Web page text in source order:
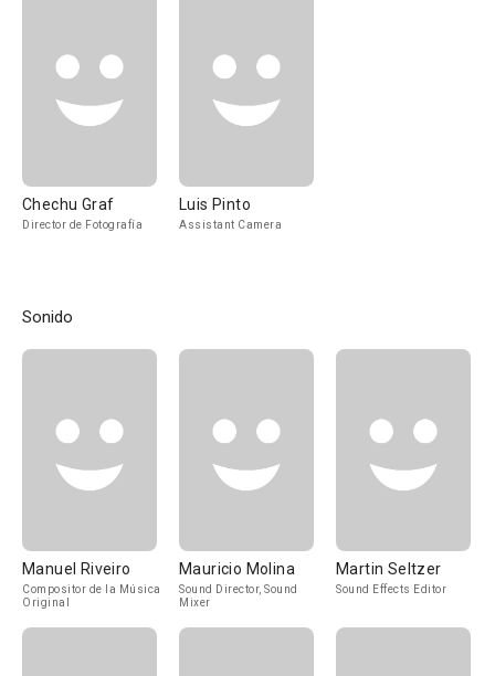
Chechu Graf
Director de Fotografía
Luis Pinto
Assistant Camera
Sonido
Manuel Riveiro
Compositor de la Música
Original
Mauricio Molina
Sound Director, Sound
Mixer
Martin Seltzer
Sound Effects Editor